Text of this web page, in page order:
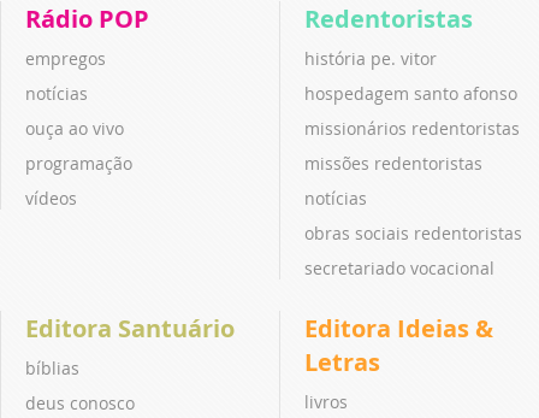
Rádio POP
empregos
notícias
ouça ao vivo
programação
vídeos
Redentoristas
história pe. vitor
hospedagem santo afonso
missionários redentoristas
missões redentoristas
notícias
obras sociais redentoristas
secretariado vocacional
Editora Santuário
bíblias
deus conosco
Editora Ideias &
Letras
livros